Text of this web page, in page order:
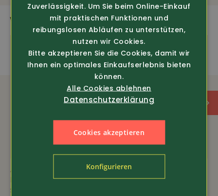
amfori OEKO-TEX
Stretch
AUSSTATTUNG
Super Farbkombinationen
WEITERE SPANNENDE PRODUKTE
Art.-Nr. 356633
Stretch-Arbeitshose
Art.-Nr. 356233
DASSY
Zuverlässigkeit. Um Sie beim Online-Einkauf
mit praktischen Funktionen und
reibungslosen Abläufen zu unterstützen,
nutzen wir Cookies.
Bitte akzeptieren Sie die Cookies, damit wir
Ihnen ein optimales Einkaufserlebnis bieten
können.
Alle Cookies ablehnen
Datenschutzerklärung
Cookies akzeptieren
Konfigurieren